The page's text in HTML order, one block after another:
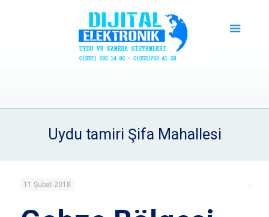
Uydu tamiri Şifa Mahallesi
11 Şubat 2018